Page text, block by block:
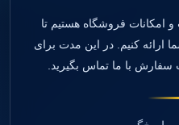
امکانات فروشگاه هستیم تا
ارائه کنیم. در این مدت برای
با ما تماس بگیرید.